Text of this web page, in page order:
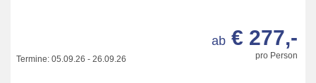
Termine: 05.09.26 - 26.09.26 pro Person
ab € 277,-